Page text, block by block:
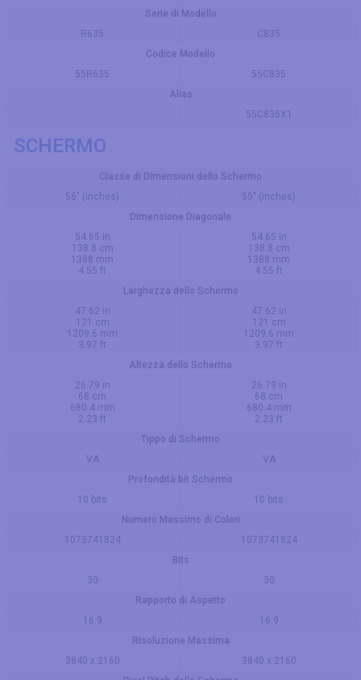
Serie di Modello
R635
C835
Codice Modello
55R635
55C835
Alias
55C835X1
SCHERMO
Classe di Dimensioni dello Schermo
55" (inches)
55" (inches)
Dimensione Diagonale
54.65 in
138.8 cm
1388 mm
4.55 ft
54.65 in
138.8 cm
1388 mm
4.55 ft
Larghezza dello Schermo
47.62 in
121 cm
1209.6 mm
3.97 ft
47.62 in
121 cm
1209.6 mm
3.97 ft
Altezza dello Schermo
26.79 in
68 cm
680.4 mm
2.23 ft
26.79 in
68 cm
680.4 mm
2.23 ft
Tippo di Schermo
VA
VA
Profondità bit Schermo
10 bits
10 bits
Numero Massimo di Colori
1073741824
1073741824
Bits
30
30
Rapporto di Aspetto
16:9
16:9
Risoluzione Massima
3840 x 2160
3840 x 2160